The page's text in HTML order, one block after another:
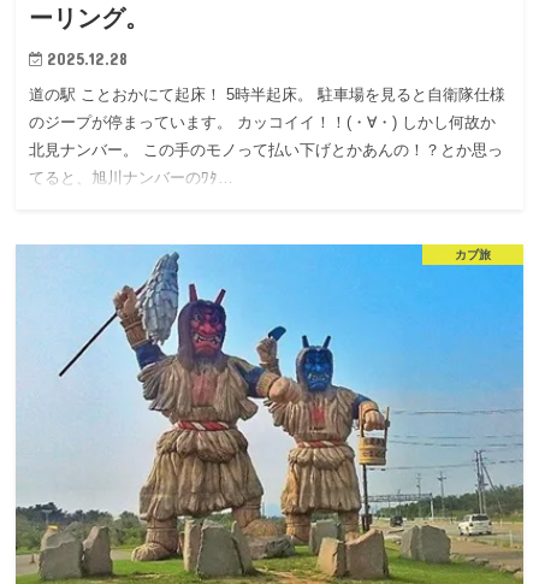
ーリング。
2025.12.28
道の駅 ことおかにて起床！ 5時半起床。 駐車場を見ると自衛隊仕様
のジープが停まっています。 カッコイイ！！(・∀・) しかし何故か
北見ナンバー。 この手のモノって払い下げとかあんの！？とか思っ
てると、旭川ナンバーのﾜﾀ…
カブ旅